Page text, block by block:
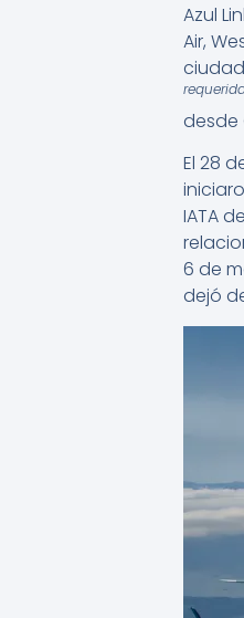
Azul
Air,
desde
El 28
IATA
6 de
dejó